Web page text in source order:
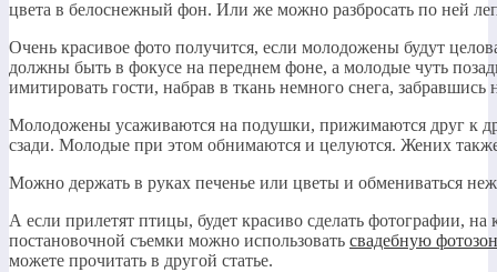
цвета в белоснежный фон. Или же можно разбросать по ней
Очень красивое фото получится, если молодожены будут
должны быть в фокусе на переднем фоне, а молодые чуть
имитировать гости, набрав в ткань немного снега,
Молодожены усаживаются на подушки, прижимаются друг к
сзади. Молодые при этом обнимаются и целуются. Жених
Можно держать в руках печенье или цветы и обмениваться
А если прилетят птицы, будет красиво сделать фотографии,
постановочной съемки можно использовать свадебную
можете прочитать в другой статье.